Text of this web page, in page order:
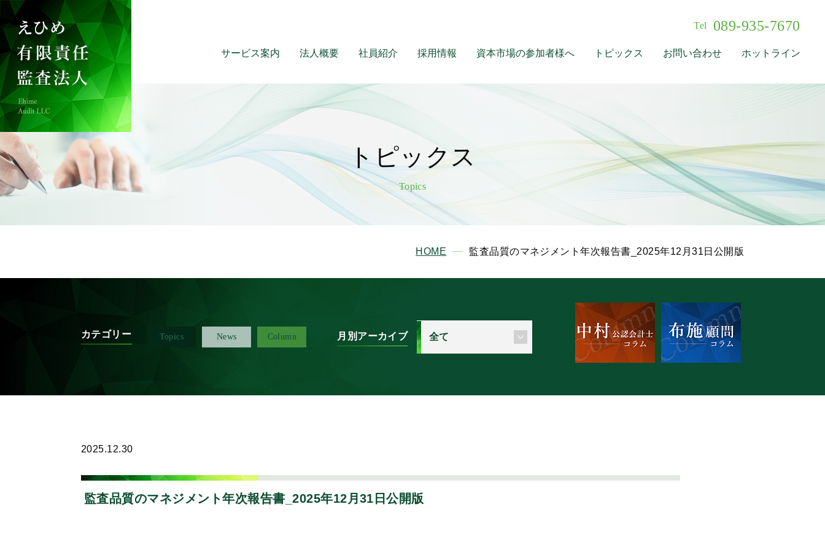
Tel 089-935-7670
サービス案内 法人概要 社員紹介 採用情報 資本市場の参加者様へ トピックス お問い合わせ ホットライン
トピックス
Topics
HOME 監査品質のマネジメント年次報告書_2025年12月31日公開版
カテゴリー Topics News Column 月別アーカイブ
2025.12.30
監査品質のマネジメント年次報告書_2025年12月31日公開版